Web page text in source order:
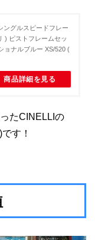
ングルスピードフレー
) ピストフレームセッ
ョナルブルー XS/520 (
商品詳細を見る
たCINELLIの
す！